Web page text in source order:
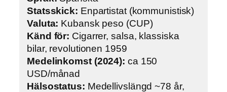
Statsskick: Enpartistat (kommunistisk)
Valuta: Kubansk peso (CUP)
Känd för: Cigarrer, salsa, klassiska
bilar, revolutionen 1959
Medelinkomst (2024): ca 150
USD/månad
Hälsostatus: Medellivslängd ~78 år,